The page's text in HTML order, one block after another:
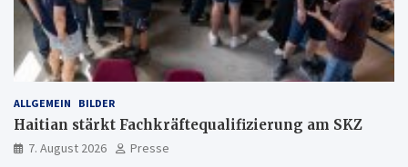
ALLGEMEIN BILDER
Haitian stärkt Fachkräftequalifizierung am SKZ
7. August 2026 Presse